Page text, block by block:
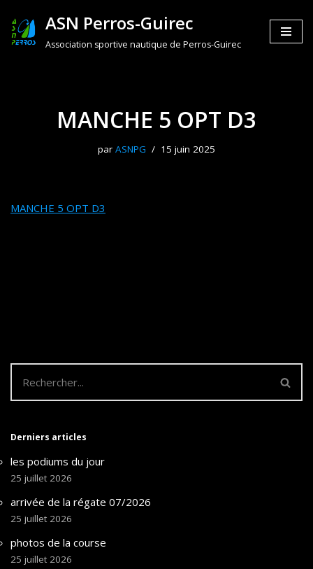
Aller
ASN Perros-Guirec
Association sportive nautique de Perros-Guirec
MANCHE 5 OPT D3
par ASNPG 15 juin 2025
MANCHE 5 OPT D3
Derniers articles
les podiums du jour
25 juillet 2026
arrivée de la régate 07/2026
25 juillet 2026
photos de la course
25 juillet 2026